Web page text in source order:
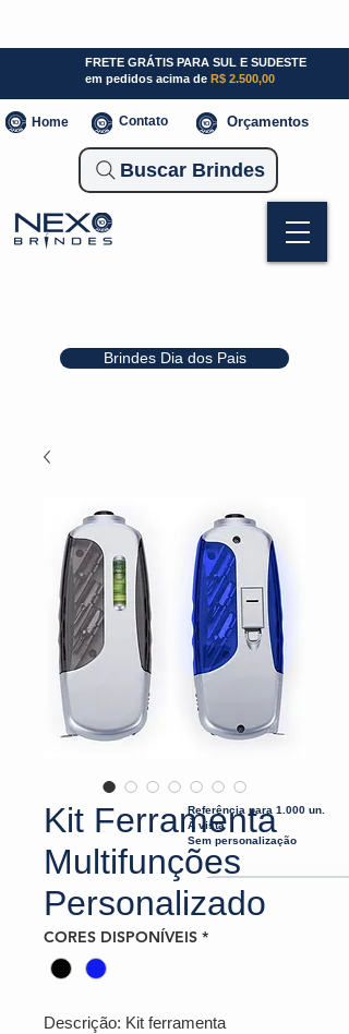
Brindes Dia dos Pais
FRETE GRÁTIS PARA SUL E SUDESTE
em pedidos acima de R$ 2.500,00
Home Contato Orçamentos
Buscar Brindes
Kit Ferramenta
Multifunções
Personalizado
CORES DISPONÍVEIS *
Descrição: Kit ferramenta
Referência para 1.000 un.
À vista
Sem personalização